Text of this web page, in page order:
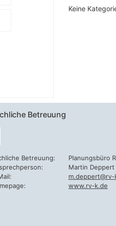
Keine
Betreuung
Betreuung:
Planungsbüro
Martin Deppert
m.deppert@rv-
www.rv-k.de